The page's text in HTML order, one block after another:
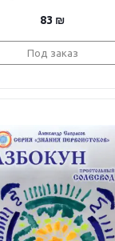
83 ₪
Под заказ